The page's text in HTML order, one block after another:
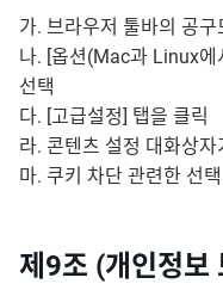
가. 브라우저 툴바의 공구
나. [옵션(Mac과 Linux에
선택
다. [고급설정] 탭을 클릭
라. 콘텐츠 설정 대화상
마. 쿠키 차단 관련한 선
제9조 (개인정보